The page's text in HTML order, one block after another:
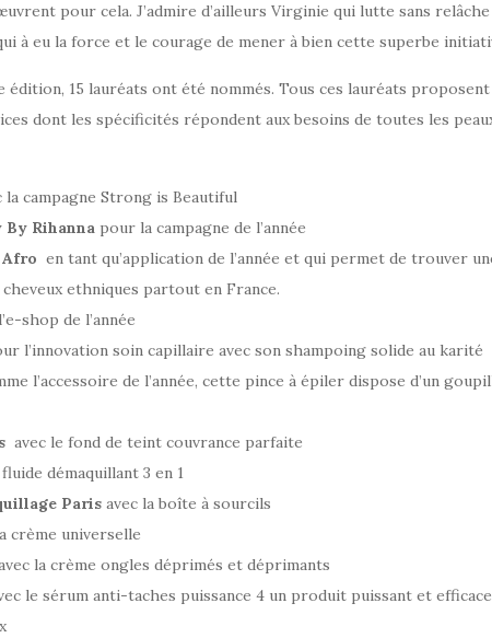
pour cela. J’admire d’ailleurs Virginie qui lutte sans
à eu la force et le courage de mener à bien cette superbe
15 lauréats ont été nommés. Tous ces lauréats proposent
dont les spécificités répondent aux besoins de toutes les
la campagne Strong is Beautiful
By Rihanna pour la campagne de l’année
en tant qu’application de l’année et qui permet de trouver
ethniques partout en France.
shop de l’année
l’innovation soin capillaire avec son shampoing solide au karité
l’accessoire de l’année, cette pince à épiler dispose d’un
avec le fond de teint couvrance parfaite
démaquillant 3 en 1
Paris avec la boîte à sourcils
crème universelle
la crème ongles déprimés et déprimants
le sérum anti-taches puissance 4 un produit puissant et